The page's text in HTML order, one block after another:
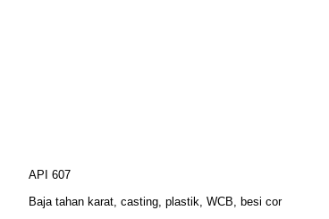
API 607
Baja tahan karat, casting, plastik, WCB, besi cor